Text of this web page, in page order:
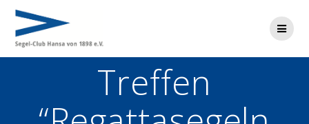
Treffen